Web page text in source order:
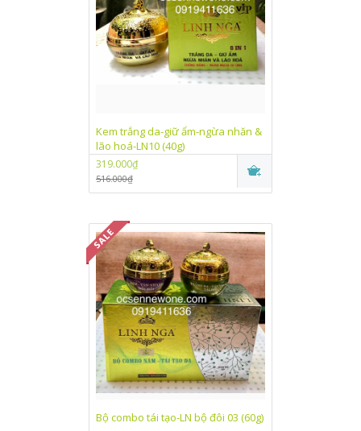
Kem trắng da-giữ ẩm-ngừa nhăn &
lão hoá-LN10 (40g)
319.000₫
516.000₫
Bộ combo tái tạo-LN bộ đôi 03 (60g)